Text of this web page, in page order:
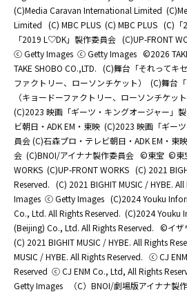
(C)Media Caravan International Limited
Limited (C) MBC PLUS (C) MBC PLUS (C)「
「2019 L♡DK」製作委員会 (C)UP-FRONT
ⓒ Getty Images ⓒ Getty Images ©2026
TAKE SHOBO CO.,LTD. (C)舞台「それってキ
ファクトリー、ローソンチケット）
(C)舞台
（キョードーファクトリー、ローソンチケット
(C)2023 映画「ギーツ・キングオージャー」
ビ朝日・ADK EM・東映 (C)2023 映画「ギー
員会 (C)石森プロ・テレビ朝日・ADK EM・東映
会 (C)BNOI/アイナナ製作委員会 ©東宝 ©東
WORKS (C)UP-FRONT WORKS (C) 2021
Reserved. (C) 2021 BIGHIT MUSIC / HYBE.
Images ⓒ Getty Images (C)2024 Youku
Co., Ltd. All Rights Reserved. (C)2024 Youku
(Beijing) Co., Ltd. All Rights Reserved. ©イザ
(C) 2021 BIGHIT MUSIC / HYBE. All Rights
MUSIC / HYBE. All Rights Reserved. ⓒ CJ
Reserved ⓒ CJ ENM Co., Ltd, All Rights
Getty Images
（C）BNOI/劇場版アイナナ製